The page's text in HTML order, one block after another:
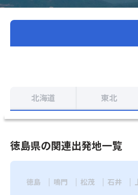
北海道 東北
徳島県の関連出発地一覧
徳島 鳴門 松茂 石井